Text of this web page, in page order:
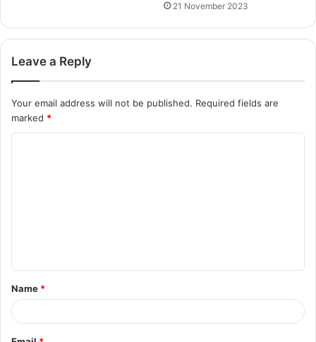
21 November 2023
Leave a Reply
Your email address will not be published. Required fields are
marked *
t
*
Name *